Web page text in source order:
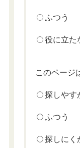
ふつう
役に立た
このページ
探しやす
ふつう
探しにく